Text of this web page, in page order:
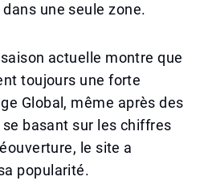
une seule zone.
actuelle montre que
toujours une forte
Global, même après des
basant sur les chiffres
le site a
popularité.